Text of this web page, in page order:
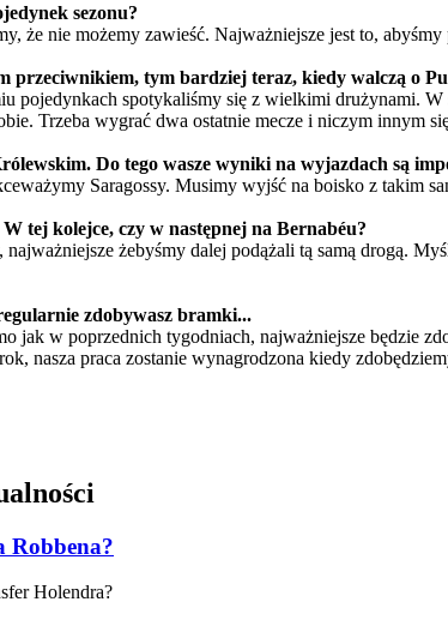
sezonu?
że nie możemy zawieść. Najważniejsze jest to,
przeciwnikiem, tym bardziej teraz, kiedy walczą o
pojedynkach spotykaliśmy się z wielkimi drużynami.
Trzeba wygrać dwa ostatnie mecze i niczym innym
Do tego wasze wyniki na wyjazdach są
Saragossy. Musimy wyjść na boisko z takim
tej kolejce, czy w następnej na Bernabéu?
najważniejsze żebyśmy dalej podążali tą samą drogą.
zdobywasz bramki...
jak w poprzednich tygodniach, najważniejsze będzie
nasza praca zostanie wynagrodzona kiedy
Robbena?
Holendra?